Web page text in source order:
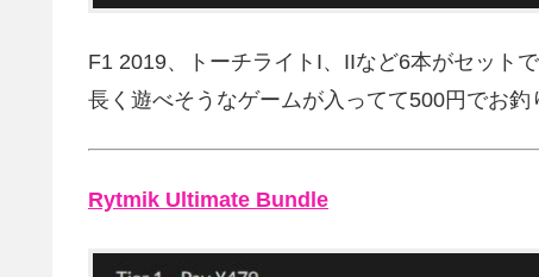
F1 2019、トーチライトI、IIなど6本がセット
長く遊べそうなゲームが入ってて500円でお釣
Rytmik Ultimate Bundle